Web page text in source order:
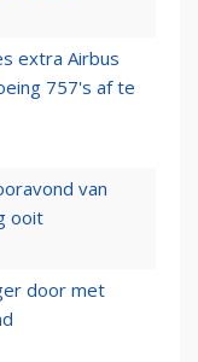
extra Airbus
757's af te
van
ooit
door met